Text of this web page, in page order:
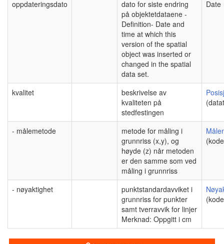
oppdateringsdato
dato for siste endring
på objektetdataene -
Definition- Date and
time at which this
version of the spatial
object was inserted or
changed in the spatial
data set.
Date
kvalitet
beskrivelse av
kvaliteten på
stedfestingen
- målemetode
metode for måling i
grunnriss (x,y), og
høyde (z) når metoden
er den samme som ved
måling i grunnriss
- nøyaktighet
punktstandardavviket i
grunnriss for punkter
samt tverravvik for linjer
Merknad: Oppgitt i cm